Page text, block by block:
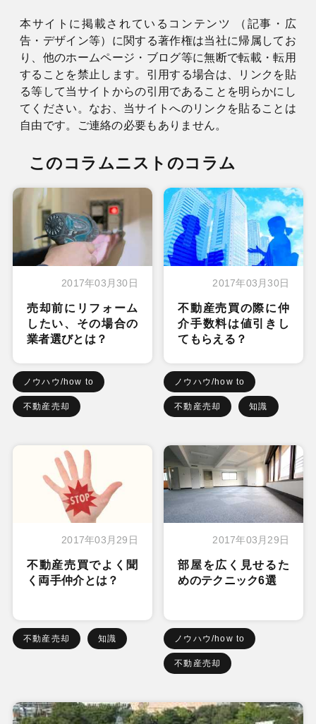
本サイトに掲載されているコンテンツ （記事・広
告・デザイン等）に関する著作権は当社に帰属してお
り、他のホームページ・ブログ等に無断で転載・転用
することを禁止します。引用する場合は、リンクを貼
る等して当サイトからの引用であることを明らかにし
てください。なお、当サイトへのリンクを貼ることは
自由です。ご連絡の必要もありません。
このコラムニストのコラム
2017年03月30日
売却前にリフォーム
したい、その場合の
業者選びとは？
ノウハウ/how to
不動産売却
2017年03月30日
不動産売買の際に仲
介手数料は値引きし
てもらえる？
ノウハウ/how to
不動産売却 知識
2017年03月29日
不動産売買でよく聞
く両手仲介とは？
不動産売却 知識
2017年03月29日
部屋を広く見せるた
めのテクニック6選
ノウハウ/how to
不動産売却